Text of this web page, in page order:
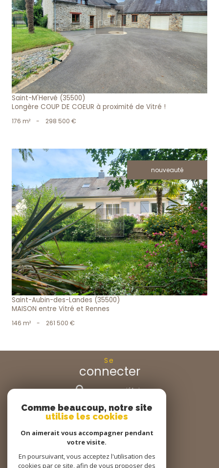
voir le bien
Saint-M'Hervé (35500)
Longère COUP DE COEUR à proximité de Vitré !
176 m² - 298 500 €
nouveauté
voir le bien
Saint-Aubin-des-Landes (35500)
MAISON entre Vitré et Rennes
146 m² - 261 500 €
Se
connecter
espace propriétaire
Nous
suivre
Comme beaucoup, notre site
utilise les cookies
On aimerait vous accompagner pendant
votre visite.
En poursuivant, vous acceptez l'utilisation des
cookies par ce site, afin de vous proposer des